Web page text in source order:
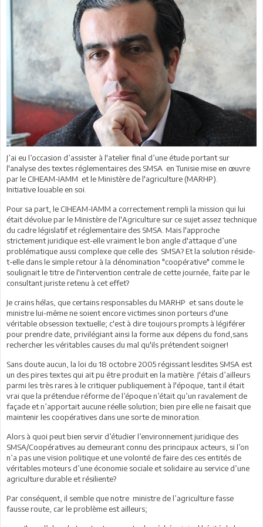
J’ai eu l’occasion d’assister à l'atelier final d’une étude portant sur
l'analyse des textes réglementaires des SMSA en Tunisie mise en œuvre
par le CIHEAM-IAMM et le Ministère de l'agriculture (MARHP).
Initiative louable en soi.
Pour sa part, le CIHEAM-IAMM a correctement rempli la mission qui lui
était dévolue par le Ministère de l'Agriculture sur ce sujet assez technique
du cadre législatif et réglementaire des SMSA. Mais l'approche
strictement juridique est-elle vraiment le bon angle d'attaque d’une
problématique aussi complexe que celle des SMSA? Et la solution réside-
t-elle dans le simple retour à la dénomination "coopérative" comme le
soulignait le titre de l'intervention centrale de cette journée, faite par le
consultant juriste retenu à cet effet?
Je crains hélas, que certains responsables du MARHP et sans doute le
ministre lui-même ne soient encore victimes sinon porteurs d'une
véritable obsession textuelle; c'est à dire toujours prompts à légiférer
pour prendre date, privilégiant ainsi la forme aux dépens du fond,sans
rechercher les véritables causes du mal qu'ils prétendent soigner!
Sans doute aucun, la loi du 18 octobre 2005 régissant lesdites SMSA est
un des pires textes qui ait pu être produit en la matière. J'étais d’ailleurs
parmi les très rares à le critiquer publiquement à l'époque, tant il était
vrai que la prétendue réforme de l’époque n’était qu’un ravalement de
façade et n’apportait aucune réelle solution; bien pire elle ne faisait que
maintenir les coopératives dans une sorte de minoration.
Alors à quoi peut bien servir d’étudier l’environnement juridique des
SMSA/Coopératives au demeurant connu des principaux acteurs, si l’on
n’a pas une vision politique et une volonté de faire des ces entités de
véritables moteurs d’une économie sociale et solidaire au service d’une
agriculture durable et résiliente?
Par conséquent, il semble que notre ministre de l’agriculture fasse
fausse route, car le problème est ailleurs;